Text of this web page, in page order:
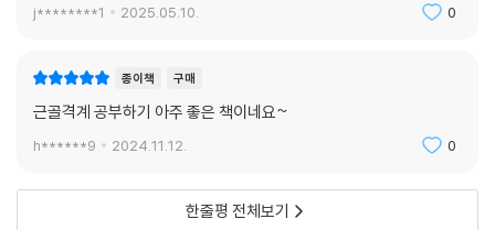
j********1 2025.05.10. 0
종이책 구매
근골격계 공부하기 아주 좋은 책이네요~
h******9 2024.11.12. 0
한줄평 전체보기